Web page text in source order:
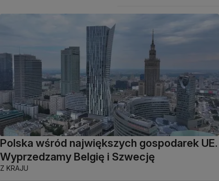
Polska wśród największych gospodarek UE.
Wyprzedzamy Belgię i Szwecję
Z KRAJU